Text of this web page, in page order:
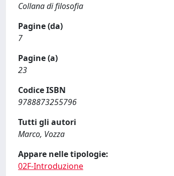
Collana di filosofia
Pagine (da)
7
Pagine (a)
23
Codice ISBN
9788873255796
Tutti gli autori
Marco, Vozza
Appare nelle tipologie:
02F-Introduzione